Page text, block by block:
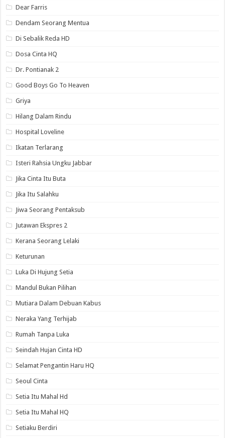
Dear Farris
Dendam Seorang Mentua
Di Sebalik Reda HD
Dosa Cinta HQ
Dr. Pontianak 2
Good Boys Go To Heaven
Griya
Hilang Dalam Rindu
Hospital Loveline
Ikatan Terlarang
Isteri Rahsia Ungku Jabbar
Jika Cinta Itu Buta
Jika Itu Salahku
Jiwa Seorang Pentaksub
Jutawan Ekspres 2
Kerana Seorang Lelaki
Keturunan
Luka Di Hujung Setia
Mandul Bukan Pilihan
Mutiara Dalam Debuan Kabus
Neraka Yang Terhijab
Rumah Tanpa Luka
Seindah Hujan Cinta HD
Selamat Pengantin Haru HQ
Seoul Cinta
Setia Itu Mahal Hd
Setia Itu Mahal HQ
Setiaku Berdiri